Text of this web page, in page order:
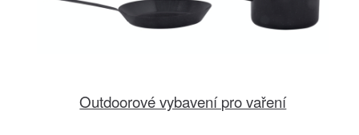
Outdoorové vybavení pro vaření